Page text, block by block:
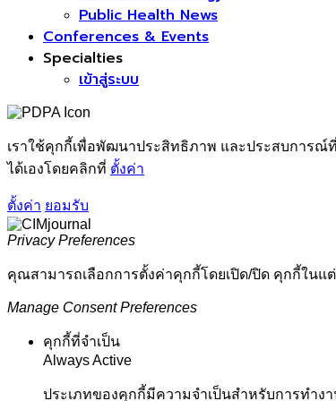
Public Health News
Conferences & Events
Specialties
เข้าสู่ระบบ
เราใช้คุกกี้เพื่อพัฒนาประสิทธิภาพ และประสบการ
ได้เองโดยคลิกที่ ตั้งค่า
ตั้งค่า ยอมรับ
Privacy Preferences
คุณสามารถเลือกการตั้งค่าคุกกี้โดยเปิด/ปิด คุกกี้ในแ
Manage Consent Preferences
คุกกี้ที่จำเป็น
Always Active
ประเภทของคุกกี้มีความจำเป็นสำหรับการทำง